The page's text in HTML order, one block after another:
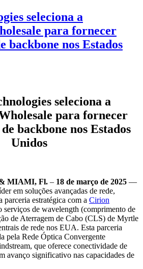
seleciona a
para fornecer
backbone nos Estados
seleciona a
para fornecer
backbone nos Estados
Unidos
MIAMI, Fl. – 18 de março de 2025 —
em soluções avançadas de rede,
estratégica com a Cirion
serviços de wavelength (comprimento de
de Aterragem de Cabo (CLS) de Myrtle
de rede nos EUA. Esta parceria
pela Rede Óptica Convergente
que oferece conectividade de
avanço significativo nas capacidades de